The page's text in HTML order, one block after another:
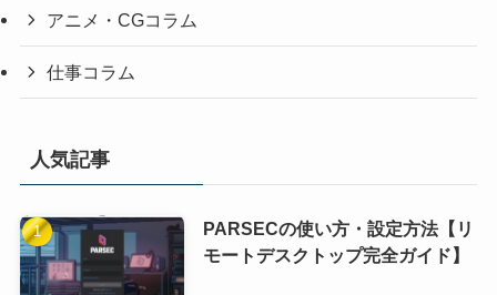
アニメ・CGコラム
仕事コラム
人気記事
PARSECの使い方・設定方法【リ
モートデスクトップ完全ガイド】